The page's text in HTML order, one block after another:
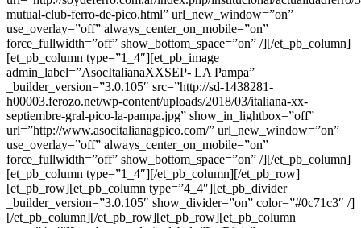
mutual-club-ferro-de-pico.html” url_new_window=”on”
use_overlay=”off” always_center_on_mobile=”on”
force_fullwidth=”off” show_bottom_space=”on” /][/et_pb_column]
[et_pb_column type=”1_4″][et_pb_image
admin_label=”AsocItalianaXXSEP- LA Pampa”
_builder_version=”3.0.105″ src=”http://sd-1438281-
h00003.ferozo.net/wp-content/uploads/2018/03/italiana-xx-
septiembre-gral-pico-la-pampa.jpg” show_in_lightbox=”off”
url=”http://www.asocitalianagpico.com/” url_new_window=”on”
use_overlay=”off” always_center_on_mobile=”on”
force_fullwidth=”off” show_bottom_space=”on” /][/et_pb_column]
[et_pb_column type=”1_4″][/et_pb_column][/et_pb_row]
[et_pb_row][et_pb_column type=”4_4″][et_pb_divider
_builder_version=”3.0.105″ show_divider=”on” color=”#0c71c3″ /]
[/et_pb_column][/et_pb_row][et_pb_row][et_pb_column